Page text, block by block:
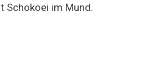
ein
Schokoei im Mund.